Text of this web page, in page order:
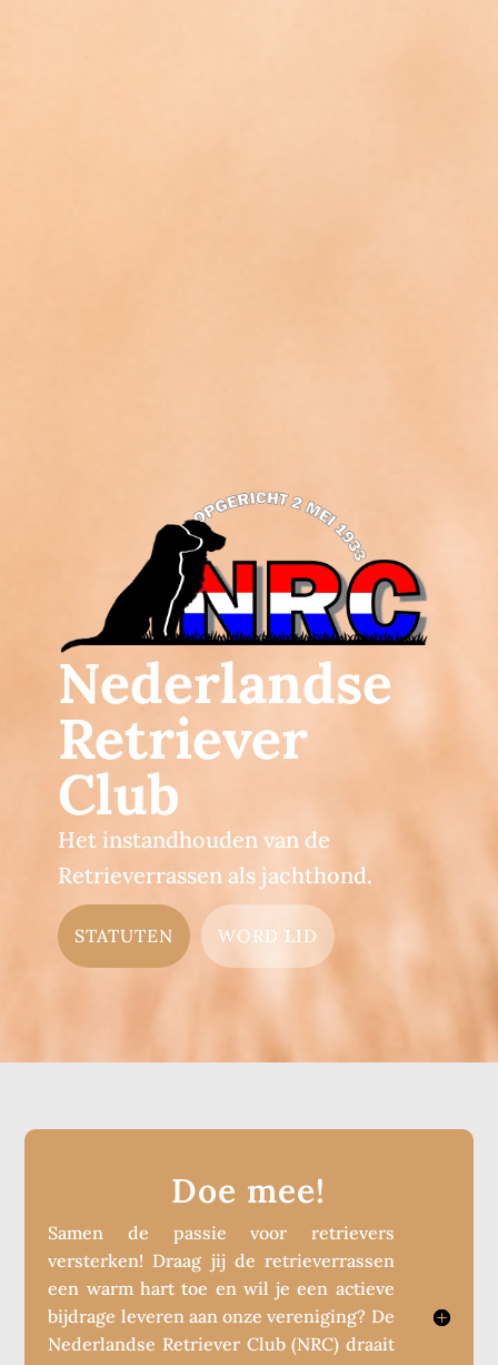
Nederlandse
Retriever
Club
Het instandhouden van de
Retrieverrassen als jachthond.
STATUTEN WORD LID
Doe mee!
Samen de passie voor retrievers
versterken! Draag jij de retrieverrassen
een warm hart toe en wil je een actieve
bijdrage leveren aan onze vereniging? De
Nederlandse Retriever Club (NRC) draait